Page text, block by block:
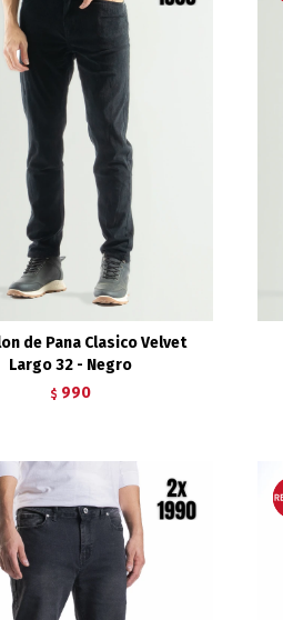
de Pana Clasico Velvet
Largo 32 - Negro
$ 990